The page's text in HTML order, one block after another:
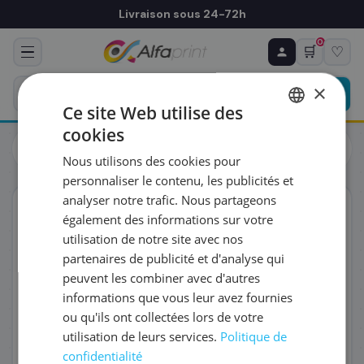
Livraison sous 24-72h
🛒
0
♡
Cartouches
Canon
000 pages
ORIGINAL
♻ COMMANDE RÉCURRENTE
Prévoyez & économisez
Programmez votre prochain achat — notre équipe
vous prépare un devis personnalisé
RÉFÉRENCE DU PRODUIT
FRÉQUENCE
QUANTITÉ PAR LIVRAISON
DATE DE PREMIÈRE LIVRAISON SOUHAITÉE
×
Ce site Web utilise des
cookies
Nous utilisons des cookies pour
personnaliser le contenu, les publicités et
analyser notre trafic. Nous partageons
également des informations sur votre
utilisation de notre site avec nos
partenaires de publicité et d'analyse qui
peuvent les combiner avec d'autres
informations que vous leur avez fournies
ou qu'ils ont collectées lors de votre
utilisation de leurs services. Politique de
confidentialité